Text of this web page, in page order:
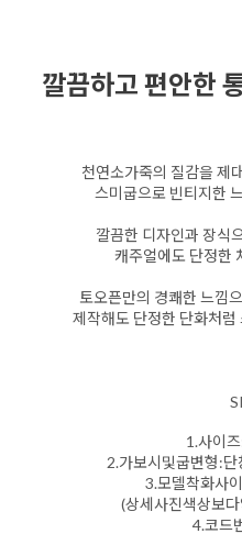
깔끔하고 편안한
천연소가죽의 질감을 제
스미굽으로 빈티지한
깔끔한 디자인과 장식
캐주얼에도 단정한
토오픈만의 경쾌한 느낌
제작해도 단정한 단화처
1.사이
2.가보시및굽변형:
3.모델착화사
(상세사진색상보
4.코드